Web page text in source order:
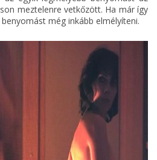
meztelenre vetkőzött. Ha már így
még inkább elmélyíteni.